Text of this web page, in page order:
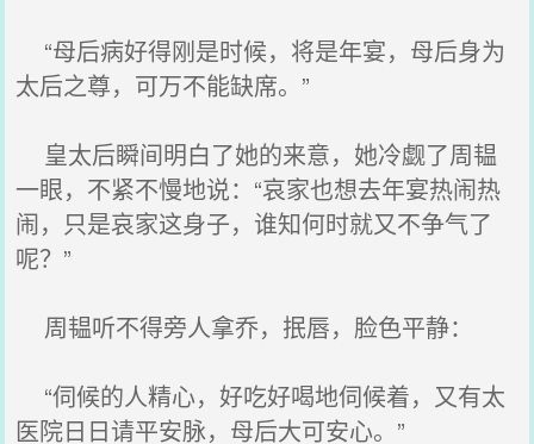
“母后病好得刚是时候，将是年宴，母后身为
太后之尊，可万不能缺席。”
皇太后瞬间明白了她的来意，她冷觑了周韫
一眼，不紧不慢地说：“哀家也想去年宴热闹热
闹，只是哀家这身子，谁知何时就又不争气了
呢？”
周韫听不得旁人拿乔，抿唇，脸色平静：
“伺候的人精心，好吃好喝地伺候着，又有太
医院日日请平安脉，母后大可安心。”